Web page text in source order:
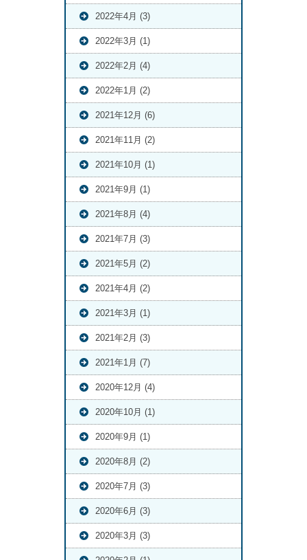
2022年4月 (3)
2022年3月 (1)
2022年2月 (4)
2022年1月 (2)
2021年12月 (6)
2021年11月 (2)
2021年10月 (1)
2021年9月 (1)
2021年8月 (4)
2021年7月 (3)
2021年5月 (2)
2021年4月 (2)
2021年3月 (1)
2021年2月 (3)
2021年1月 (7)
2020年12月 (4)
2020年10月 (1)
2020年9月 (1)
2020年8月 (2)
2020年7月 (3)
2020年6月 (3)
2020年3月 (3)